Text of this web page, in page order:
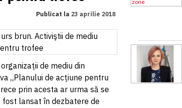
RON
RON
RON
RON
RON
RON
RON
RON
Publicat la 23 aprilie 2018
de mediu din
„Planului de acţiune pentru
prin acesta ar urma să se
lansat în dezbatere de